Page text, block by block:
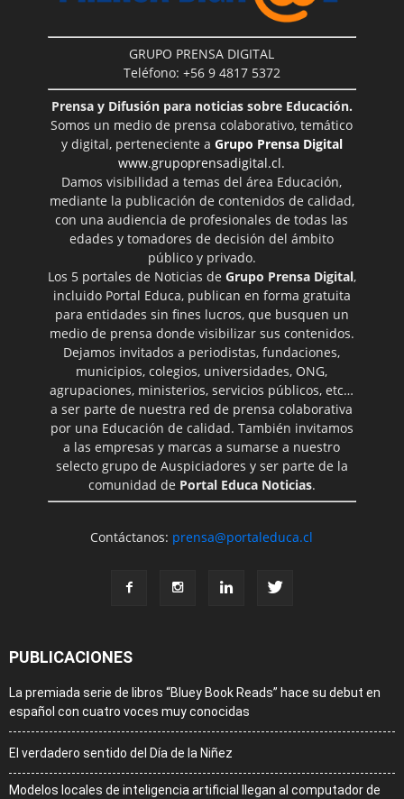
GRUPO PRENSA DIGITAL
Teléfono: +56 9 4817 5372
Prensa y Difusión para noticias sobre Educación.
Somos un medio de prensa colaborativo, temático
y digital, perteneciente a Grupo Prensa Digital
www.grupoprensadigital.cl.
Damos visibilidad a temas del área Educación,
mediante la publicación de contenidos de calidad,
con una audiencia de profesionales de todas las
edades y tomadores de decisión del ámbito
público y privado.
Los 5 portales de Noticias de Grupo Prensa Digital,
incluido Portal Educa, publican en forma gratuita
para entidades sin fines lucros, que busquen un
medio de prensa donde visibilizar sus contenidos.
Dejamos invitados a periodistas, fundaciones,
municipios, colegios, universidades, ONG,
agrupaciones, ministerios, servicios públicos, etc…
a ser parte de nuestra red de prensa colaborativa
por una Educación de calidad. También invitamos
a las empresas y marcas a sumarse a nuestro
selecto grupo de Auspiciadores y ser parte de la
comunidad de Portal Educa Noticias.
Contáctanos: prensa@portaleduca.cl
PUBLICACIONES
La premiada serie de libros “Bluey Book Reads” hace su debut en
español con cuatro voces muy conocidas
El verdadero sentido del Día de la Niñez
Modelos locales de inteligencia artificial llegan al computador de